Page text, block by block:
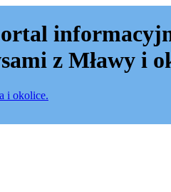
z Mławy i